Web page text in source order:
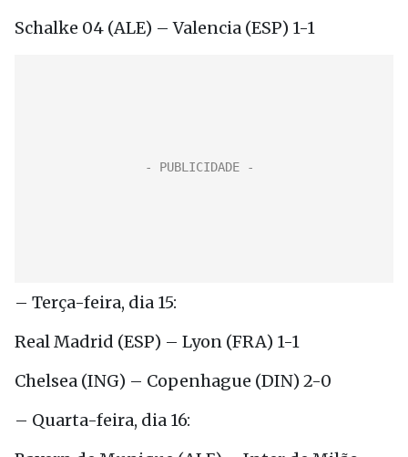
Schalke 04 (ALE) – Valencia (ESP) 1-1
– Terça-feira, dia 15:
Real Madrid (ESP) – Lyon (FRA) 1-1
Chelsea (ING) – Copenhague (DIN) 2-0
– Quarta-feira, dia 16: